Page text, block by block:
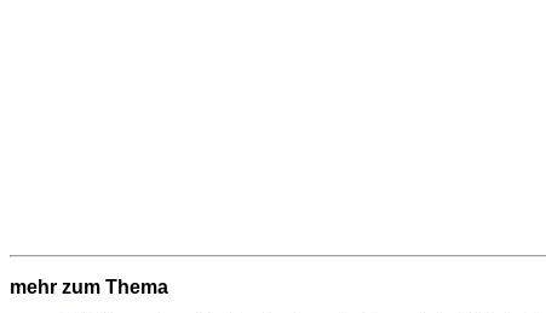
mehr zum Thema